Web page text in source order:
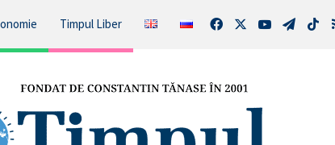
Timpul Liber FacebookYouTube